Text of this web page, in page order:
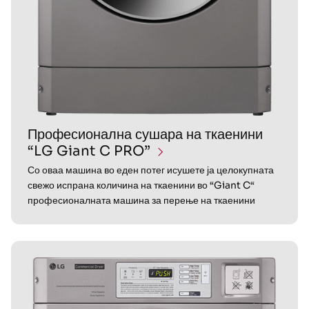
Професионална сушара на ткаенини
“LG Giant C PRO”
Со оваа машина во еден потег исушете ја целокупната
свежо испрана количина на ткаенини во “Giant C“
професионалната машина за перење на ткаенини